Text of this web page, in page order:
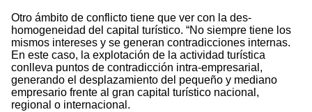
Otro ámbito de conflicto tiene que ver con la des-
homogeneidad del capital turístico. “No siempre tiene los
mismos intereses y se generan contradicciones internas.
En este caso, la explotación de la actividad turística
conlleva puntos de contradicción intra-empresarial,
generando el desplazamiento del pequeño y mediano
empresario frente al gran capital turístico nacional,
regional o internacional.